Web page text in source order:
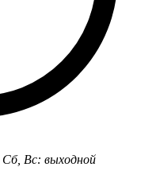
Сб, Вс: выходной